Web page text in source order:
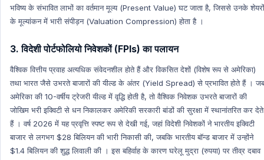
भविष्य के संभावित लाभों का वर्तमान मूल्य (Present Value) घट जाता है, जिससे उनके शेयरों
के मूल्यांकन में भारी संपीड़न (Valuation Compression) होता है ।
3. विदेशी पोर्टफोलियो निवेशकों (FPIs) का पलायन
वैश्विक वित्तीय प्रवाह अत्यधिक संवेदनशील होते हैं और विकसित देशों (विशेष रूप से अमेरिका)
तथा भारत जैसे उभरते बाजारों की यील्ड के अंतर (Yield Spread) से प्रभावित होते हैं । जब
अमेरिका की 10-वर्षीय ट्रेजरी यील्ड में वृद्धि होती है, तो वैश्विक निवेशक उभरते बाजारों की
जोखिम भरी इक्विटी से धन निकालकर अमेरिकी सरकारी बांडों की सुरक्षा में स्थानांतरित कर देते
हैं । वर्ष 2026 में यह प्रवृत्ति स्पष्ट रूप से देखी गई, जहां विदेशी निवेशकों ने भारतीय इक्विटी
बाजार से लगभग $28 बिलियन की भारी निकासी की, जबकि भारतीय बॉन्ड बाजार में उन्होंने
$1.4 बिलियन की शुद्ध लिवाली की । इस बहिर्वाह के कारण घरेलू मुद्रा (रुपया) पर तीव्र दबाव